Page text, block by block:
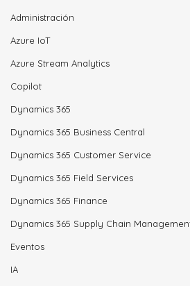
Administración
Azure IoT
Azure Stream Analytics
Copilot
Dynamics 365
Dynamics 365 Business Central
Dynamics 365 Customer Service
Dynamics 365 Field Services
Dynamics 365 Finance
Dynamics 365 Supply Chain
Eventos
IA